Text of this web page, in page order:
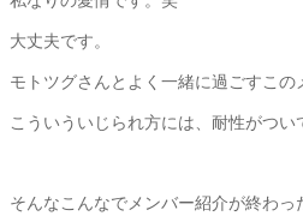
大丈夫です。
モトツグさんとよく一緒に過ごすこの
こういういじられ方には、耐性がつい
そんなこんなでメンバー紹介が終わっ